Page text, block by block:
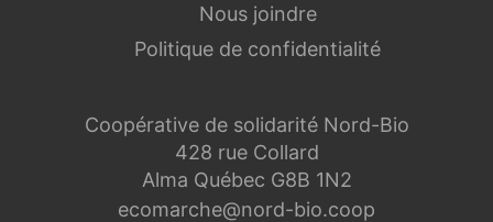
Coopérative de solidarité Nord-Bio
428 rue Collard
Alma Québec G8B 1N2
ecomarche@nord-bio.coop
Nous joindre
Politique de confidentialité